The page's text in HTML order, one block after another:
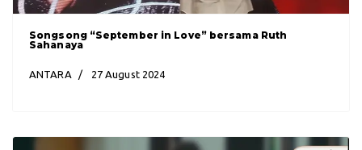
Songsong “September in Love” bersama Ruth
Sahanaya
ANTARA 27 August 2024